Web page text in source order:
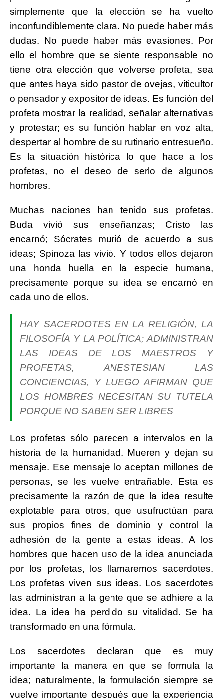
simplemente que la elección se ha vuelto
inconfundiblemente clara. No puede haber más
dudas. No puede haber más evasiones. Por
ello el hombre que se siente responsable no
tiene otra elección que volverse profeta, sea
que antes haya sido pastor de ovejas, viticultor
o pensador y expositor de ideas. Es función del
profeta mostrar la realidad, señalar alternativas
y protestar; es su función hablar en voz alta,
despertar al hombre de su rutinario entresueño.
Es la situación histórica lo que hace a los
profetas, no el deseo de serlo de algunos
hombres.
Muchas naciones han tenido sus profetas.
Buda vivió sus enseñanzas; Cristo las
encarnó; Sócrates murió de acuerdo a sus
ideas; Spinoza las vivió. Y todos ellos dejaron
una honda huella en la especie humana,
precisamente porque su idea se encarnó en
cada uno de ellos.
HAY SACERDOTES EN LA RELIGIÓN, LA
FILOSOFÍA Y LA POLÍTICA; ADMINISTRAN
LAS IDEAS DE LOS MAESTROS Y
PROFETAS, ANESTESIAN LAS
CONCIENCIAS, Y LUEGO AFIRMAN QUE
LOS HOMBRES NECESITAN SU TUTELA
PORQUE NO SABEN SER LIBRES
Los profetas sólo parecen a intervalos en la
historia de la humanidad. Mueren y dejan su
mensaje. Ese mensaje lo aceptan millones de
personas, se les vuelve entrañable. Esta es
precisamente la razón de que la idea resulte
explotable para otros, que usufructúan para
sus propios fines de dominio y control la
adhesión de la gente a estas ideas. A los
hombres que hacen uso de la idea anunciada
por los profetas, los llamaremos sacerdotes.
Los profetas viven sus ideas. Los sacerdotes
las administran a la gente que se adhiere a la
idea. La idea ha perdido su vitalidad. Se ha
transformado en una fórmula.
Los sacerdotes declaran que es muy
importante la manera en que se formula la
idea; naturalmente, la formulación siempre se
vuelve importante después que la experiencia